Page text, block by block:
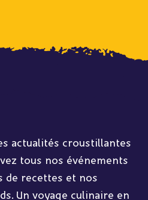
actualités croustillantes
tous nos événements
de recettes et nos
Un voyage culinaire en